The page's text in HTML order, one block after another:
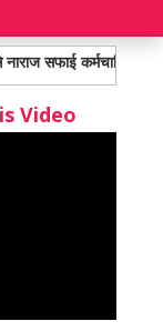
ने तीन दिन की
Video